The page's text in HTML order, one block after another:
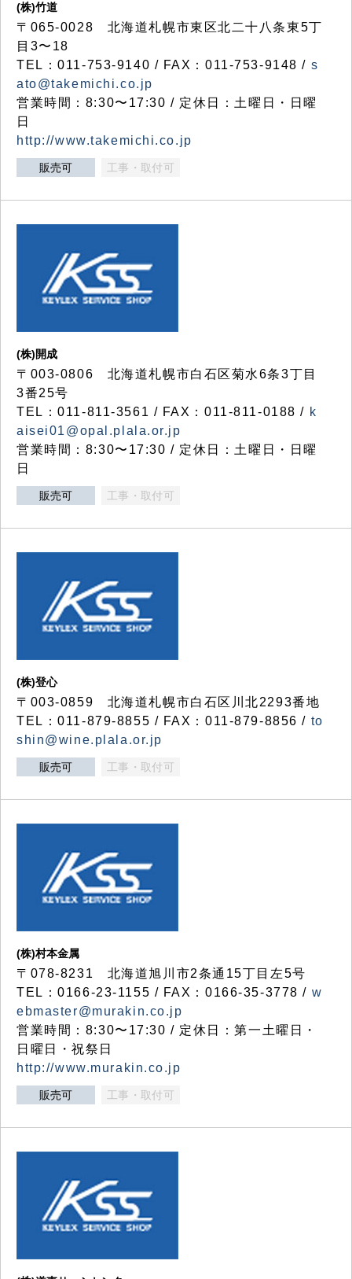
(株)竹道
〒065-0028 北海道札幌市東区北二十八条東5丁
目3〜18
TEL：011-753-9140 / FAX：011-753-9148 / s
ato@takemichi.co.jp
営業時間：8:30〜17:30 / 定休日：土曜日・日曜
日
http://www.takemichi.co.jp
販売可 工事・取付可
(株)開成
〒003-0806 北海道札幌市白石区菊水6条3丁目
3番25号
TEL：011-811-3561 / FAX：011-811-0188 / k
aisei01@opal.plala.or.jp
営業時間：8:30〜17:30 / 定休日：土曜日・日曜
日
販売可 工事・取付可
(株)登心
〒003-0859 北海道札幌市白石区川北2293番地
TEL：011-879-8855 / FAX：011-879-8856 / to
shin@wine.plala.or.jp
販売可 工事・取付可
(株)村本金属
〒078-8231 北海道旭川市2条通15丁目左5号
TEL：0166-23-1155 / FAX：0166-35-3778 / w
ebmaster@murakin.co.jp
営業時間：8:30〜17:30 / 定休日：第一土曜日・
日曜日・祝祭日
http://www.murakin.co.jp
販売可 工事・取付可